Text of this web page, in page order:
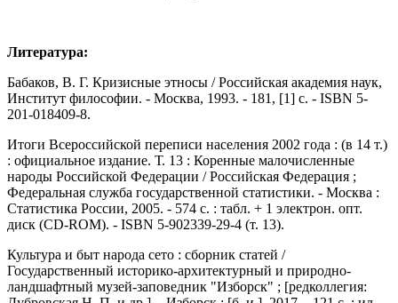
Литература:
Бабаков, В. Г. Кризисные этносы / Российская академия наук,
Институт философии. - Москва, 1993. - 181, [1] с. - ISBN 5-
201-018409-8.
Итоги Всероссийской переписи населения 2002 года : (в 14 т.)
: официальное издание. Т. 13 : Коренные малочисленные
народы Российской Федерации / Российская Федерация ;
Федеральная служба государственной статистики. - Москва :
Статистика России, 2005. - 574 с. : табл. + 1 электрон. опт.
диск (CD-ROM). - ISBN 5-902339-29-4 (т. 13).
Культура и быт народа сето : сборник статей /
Государственный историко-архитектурный и природно-
ландшафтный музей-заповедник "Изборск" ; [редколлегия: